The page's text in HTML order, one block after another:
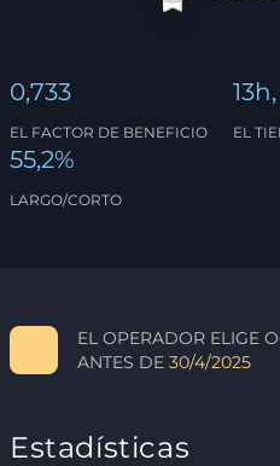
0,733
EL FACTOR DE BENEFICIO EL
55,2%
LARGO/CORTO
EL OPERADOR ELIGE
ANTES DE 30/4/2025
Estadísticas